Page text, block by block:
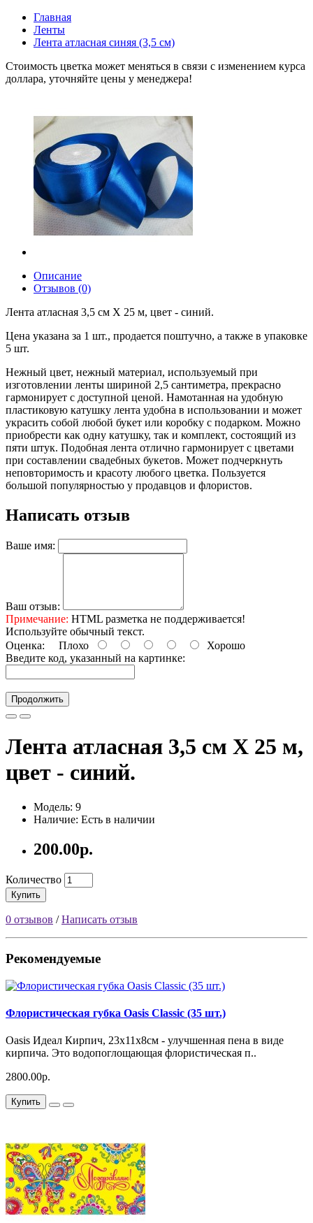
Главная
Ленты
Лента атласная синяя (3,5 см)
Стоимость цветка может меняться в связи с изменением курса
доллара, уточняйте цены у менеджера!
Описание
Отзывов (0)
Лента атласная 3,5 см X 25 м, цвет - синий.
Цена указана за 1 шт., продается поштучно, а также в упаковке
5 шт.
Нежный цвет, нежный материал, используемый при
изготовлении ленты шириной 2,5 сантиметра, прекрасно
гармонирует с доступной ценой. Намотанная на удобную
пластиковую катушку лента удобна в использовании и может
украсить собой любой букет или коробку с подарком. Можно
приобрести как одну катушку, так и комплект, состоящий из
пяти штук. Подобная лента отлично гармонирует с цветами
при составлении свадебных букетов. Может подчеркнуть
неповторимость и красоту любого цветка. Пользуется
большой популярностью у продавцов и флористов.
Написать отзыв
Ваше имя:
Ваш отзыв:
Примечание: HTML разметка не поддерживается!
Используйте обычный текст.
Оценка: Плохо
Хорошо
Введите код, указанный на картинке:
Продолжить
Лента атласная 3,5 см X 25 м,
цвет - синий.
Модель: 9
Наличие: Есть в наличии
200.00р.
Количество
Купить
0 отзывов /Написать отзыв
Рекомендуемые
Флористическая губка Oasis Classic (35 шт.)
Oasis Идеал Кирпич, 23x11x8см - улучшенная пена в виде
кирпича. Это водопоглощающая флористическая п..
2800.00р.
Купить